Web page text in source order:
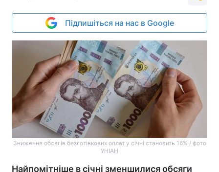
Підпишіться на нас в Google
Зниження обсягів безготівкових оплат у січні становить 16% / фото
УНІАН
Найпомітніше в січні зменшилися обсяги